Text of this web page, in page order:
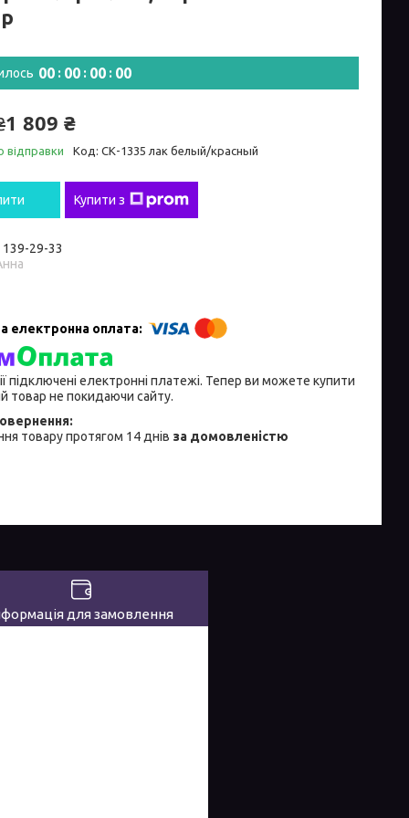
00 00 00 00
1 809 ₴
відправки Код: СК-1335 лак белый/красный
Купити з
139-29-33
підключені електронні платежі. Тепер ви можете купити
товар не покидаючи сайту.
товару протягом 14 днів за домовленістю
для замовлення